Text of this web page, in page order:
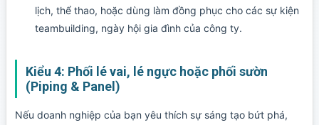
lịch, thể thao, hoặc dùng làm đồng phục cho các sự kiện
teambuilding, ngày hội gia đình của công ty.
Kiểu 4: Phối lé vai, lé ngực hoặc phối sườn
(Piping & Panel)
Nếu doanh nghiệp của bạn yêu thích sự sáng tạo bứt phá,